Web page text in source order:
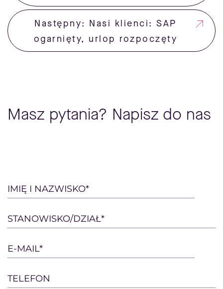
Następny: Nasi klienci: SAP
ogarnięty, urlop rozpoczęty
Masz pytania? Napisz do nas
Please
leave
this
field
empty.
IMIĘ I NAZWISKO*
STANOWISKO/DZIAŁ*
E-MAIL*
TELEFON